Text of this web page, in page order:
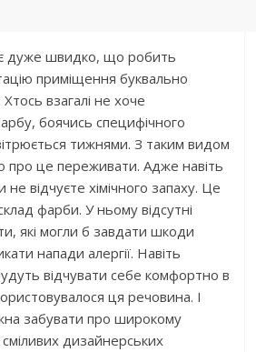
дуже швидко, що робить
приміщення буквально
взагалі не хоче
боячись специфічного
тижнями. З таким видом
про це переживати. Адже навіть
відчуєте хімічного запаху. Це
фарби. У ньому відсутні
які могли б завдати шкоди
напади алергії. Навіть
відчувати себе комфортно в
ця речовина. І
забувати про широкому
сміливих дизайнерських